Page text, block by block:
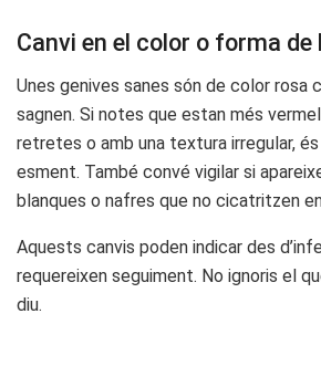
Canvi en el color o forma de
Unes genives sanes són de color rosa
sagnen. Si notes que estan més
retretes o amb una textura irregular,
esment. També convé vigilar si
blanques o nafres que no cicatritzen
Aquests canvis poden indicar des
requereixen seguiment. No ignoris el
diu.